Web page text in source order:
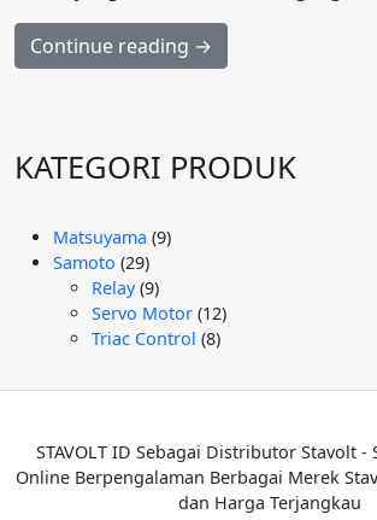
Continue reading →
KATEGORI PRODUK
Matsuyama 99
Samoto 2929
Produk
Relay 99
Produk
Servo Motor 1212
Triac Control 88
STAVOLT ID Sebagai Distributor Stavolt
Online Berpengalaman Berbagai Merek
dan Harga Terjangkau